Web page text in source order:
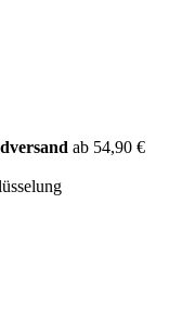
ab 54,90 €